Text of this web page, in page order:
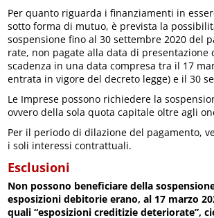
Per quanto riguarda i finanziamenti in
sotto forma di mutuo, è prevista la
sospensione fino al 30 settembre 2020 del
rate, non pagate alla data di presentazione
scadenza in una data compresa tra il 17
entrata in vigore del decreto legge) e il 30
Le Imprese possono richiedere la
ovvero della sola quota capitale oltre agli
Per il periodo di dilazione del pagamento,
i soli interessi contrattuali.
Esclusioni
Non possono beneficiare della
esposizioni debitorie erano, al 17 marzo
quali “esposizioni creditizie deteriorate”,